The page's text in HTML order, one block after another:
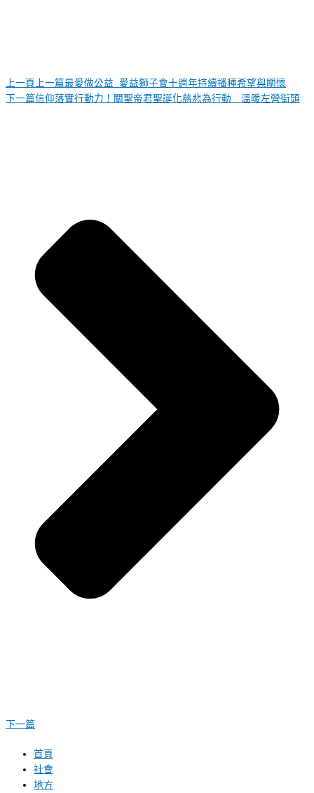
上一頁 上一篇最愛做公益 愛益獅子會十週年持續播種希望與關懷
下一篇信仰落實行動力！關聖帝君聖誕化慈悲為行動 溫暖左營街頭
下一篇
首頁
社會
地方